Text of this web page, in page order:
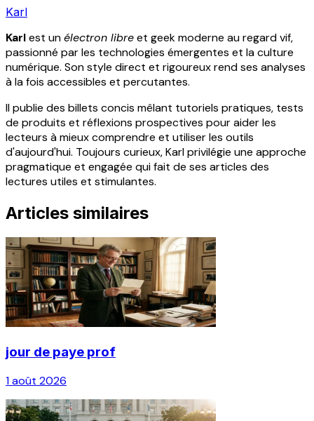
Karl
Karlest unélectron libreet geek moderne au regard vif,
passionné par les technologies émergentes et la culture
numérique. Son style direct et rigoureux rend ses analyses
à la fois accessibles et percutantes.
Il publie des billets concis mêlant tutoriels pratiques, tests
de produits et réflexions prospectives pour aider les
lecteurs à mieux comprendre et utiliser les outils
d'aujourd'hui. Toujours curieux, Karl privilégie une approche
pragmatique et engagée qui fait de ses articles des
lectures utiles et stimulantes.
Articles similaires
jour de paye prof
1 août 2026